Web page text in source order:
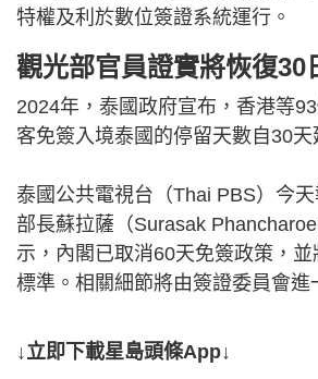
特權及利於數位簽證系統運行。
觀光部官員證實將恢復30
2024年，泰國政府宣布，香港等
客免簽入境泰國的停留天數自30天
泰國公共電視台（Thai PBS）今
部長蘇拉薩（Surasak
示，內閣已取消60天免簽政策，
標準。相關細節將由簽證委員會進
↓立即下載星島頭條App↓